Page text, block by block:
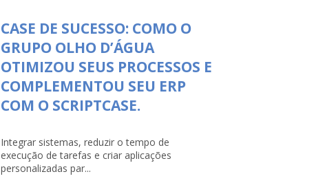
CASE DE SUCESSO: COMO O
GRUPO OLHO D’ÁGUA
OTIMIZOU SEUS PROCESSOS E
COMPLEMENTOU SEU ERP
COM O SCRIPTCASE.
Integrar sistemas, reduzir o tempo de
execução de tarefas e criar aplicações
personalizadas par...